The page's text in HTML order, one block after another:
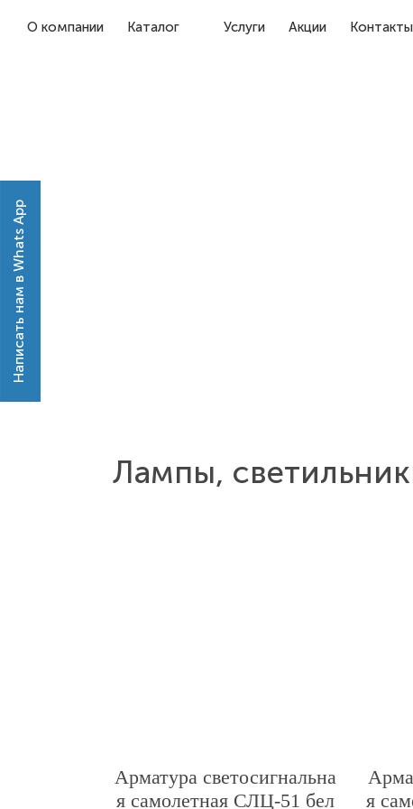
О компании Каталог Услуги Акции Контакты
Лампы,
Арматура светосигнальна
я самолетная СЛЦ-51 бел
я
Написать нам в Whats App